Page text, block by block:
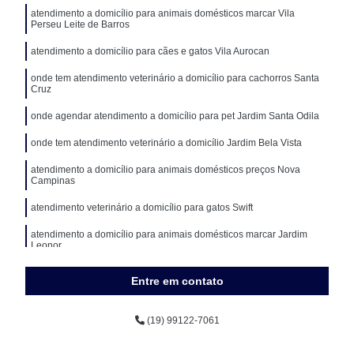
atendimento a domicílio para animais domésticos marcar Vila
Perseu Leite de Barros
atendimento a domicílio para cães e gatos Vila Aurocan
onde tem atendimento veterinário a domicílio para cachorros Santa
Cruz
onde agendar atendimento a domicílio para pet Jardim Santa Odila
onde tem atendimento veterinário a domicílio Jardim Bela Vista
atendimento a domicílio para animais domésticos preços Nova
Campinas
atendimento veterinário a domicílio para gatos Swift
atendimento a domicílio para animais domésticos marcar Jardim
Leonor
Entre em contato
(19) 99122-7061